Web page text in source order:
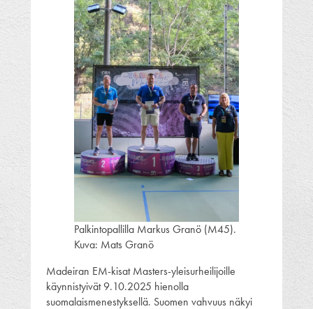
Palkintopallilla Markus Granö (M45).
Kuva: Mats Granö
Madeiran EM-kisat Masters-yleisurheilijoille
käynnistyivät 9.10.2025 hienolla
suomalaismenestyksellä. Suomen vahvuus näkyi